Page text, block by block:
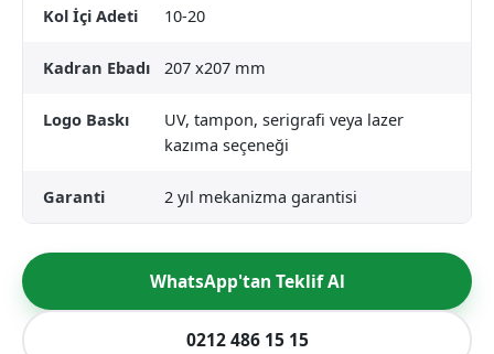
Kol İçi Adeti 10-20
Kadran Ebadı 207 x207 mm
Logo Baskı
UV, tampon, serigrafi veya lazer
kazıma seçeneği
Garanti 2 yıl mekanizma garantisi
WhatsApp'tan Teklif Al
0212 486 15 15